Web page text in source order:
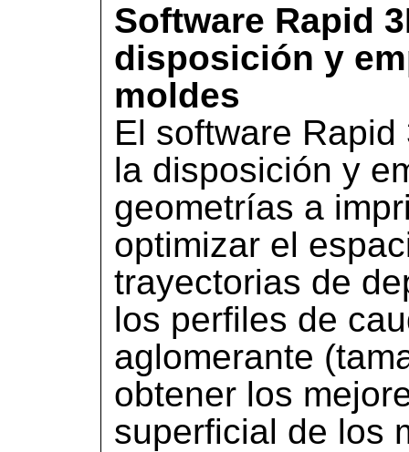
Software Rapid
disposición y
moldes
El software
la disposición y
geometrías a
optimizar el
trayectorias de
los perfiles de
aglomerante
obtener los
superficial de los